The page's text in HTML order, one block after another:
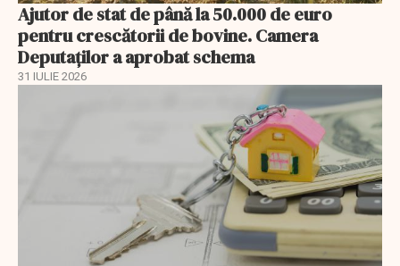
Ajutor de stat de până la 50.000 de euro
pentru crescătorii de bovine. Camera
Deputaților a aprobat schema
31 IULIE 2026